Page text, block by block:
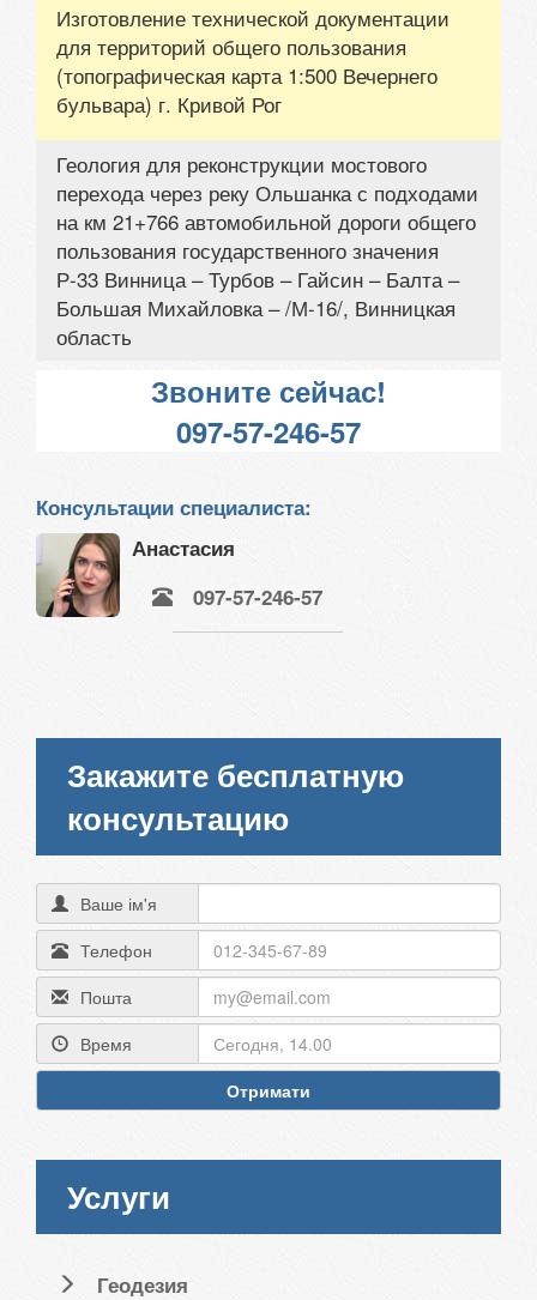
Изготовление технической документации
для территорий общего пользования
(топографическая карта 1:500 Вечернего
бульвара) г. Кривой Рог
Геология для реконструкции мостового
перехода через реку Ольшанка с подходами
на км 21+766 автомобильной дороги общего
пользования государственного значения
Р-33 Винница – Турбов – Гайсин – Балта –
Большая Михайловка – /М-16/, Винницкая
область
Звоните сейчас!
097-57-246-57
Консультации специалиста:
Анастасия
097-57-246-57
Закажите бесплатную
консультацию
Ваше ім'я
Телефон
Пошта
Время
Отримати
Услуги
Геодезия